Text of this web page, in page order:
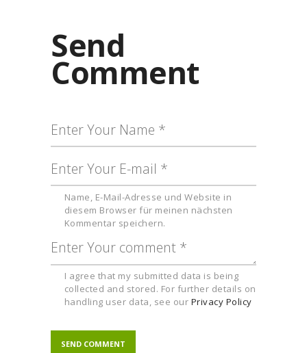
Send
Comment
Name, E-Mail-Adresse und Website in
diesem Browser für meinen nächsten
Kommentar speichern.
I agree that my submitted data is being
collected and stored. For further details on
handling user data, see our Privacy Policy